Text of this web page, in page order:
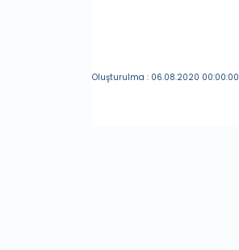
Oluşturulma : 06.08.2020 00:00:00